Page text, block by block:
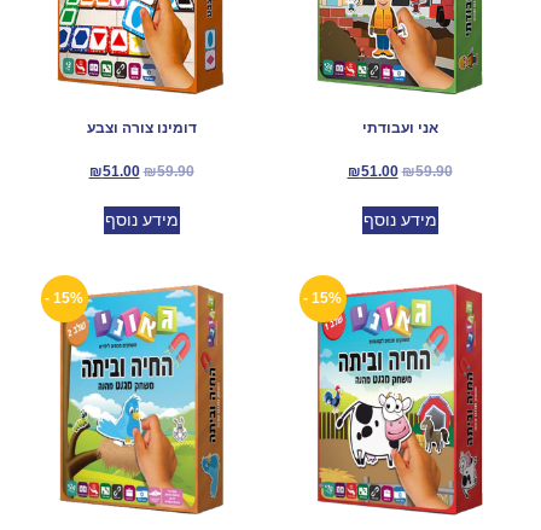
אני ועבודתי
₪59.90
₪51.00
מידע נוסף
דומינו צורה וצבע
₪59.90
₪51.00
מידע נוסף
15% -
15% -